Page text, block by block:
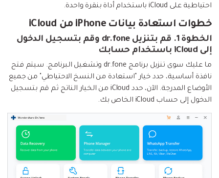
احتياطية على iCloud باستخدام أداة بنقرة واحدة.
خطوات استعادة بيانات iPhone من iCloud
الخطوة 1.
قم بتنزيل dr.fone وقم بتسجيل الدخول
إلى iCloud باستخدام حسابك
ما عليك سوى تنزيل برنامج dr.fone وتشغيل البرنامج. سيتم فتح
نافذة أساسية، حدد خيار "استعادة من النسخ الاحتياطي" من جميع
الأوضاع المدرجة. الآن، حدد iCloud من الخيار الناتج ثم قم بتسجيل
الدخول إلى حساب iCloud الخاص بك.